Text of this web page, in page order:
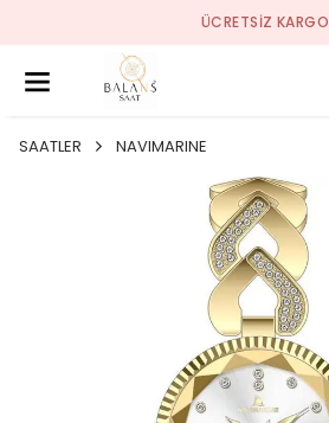
ÜCRETSIZ KARGO
SAATLER NAVIMARINE